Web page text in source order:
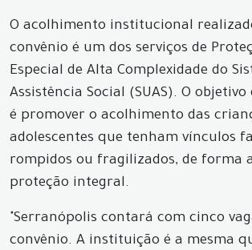
O acolhimento institucional
convênio é um dos serviços de
Especial de Alta Complexidade do
Assistência Social (SUAS). O
é promover o acolhimento das
adolescentes que tenham vínculos
rompidos ou fragilizados, de forma
proteção integral.
"Serranópolis contará com cinco
convênio. A instituição é a mesma